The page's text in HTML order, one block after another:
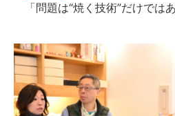
「問題は“焼く技術”だけでは